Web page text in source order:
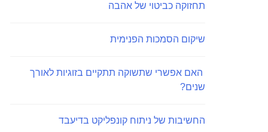
תחזוקה כביטוי של אהבה
שיקום הסמכות הפנימית
האם אפשרי שתשוקה תתקיים בזוגיות לאורך
שנים?
החשיבות של ניתוח קונפליקט בדיעבד